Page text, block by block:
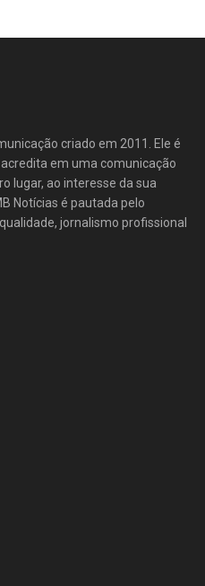
criado em 2011. Ele é
em uma comunicação
lugar, ao interesse da sua
Notícias é pautada pelo
jornalismo profissional